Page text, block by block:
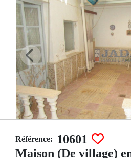
Référence:
10601
Maison (De village)